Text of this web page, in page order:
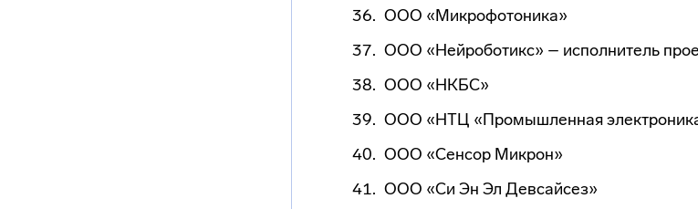
ООО «Микрофотоника»
ООО «Нейроботикс» – исполнитель
ООО «НКБС»
ООО «НТЦ «Промышленная
ООО «Сенсор Микрон»
ООО «Си Эн Эл Девсайсез»